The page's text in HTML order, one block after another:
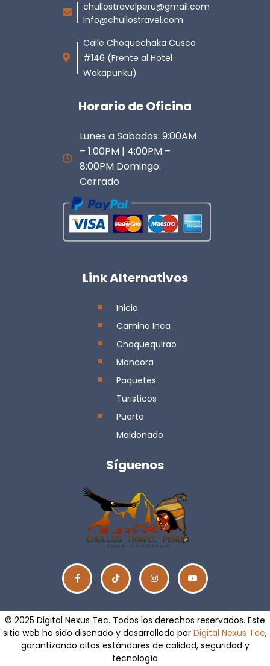
chullostravelperu@gmail.com
info@chullostravel.com
Calle Choquechaka Cusco
#146 (Frente al Hotel
Wakapunku)
Horario de Oficina
Lunes a Sabados: 9:00AM
– 1:00PM | 4:00PM –
8:00PM Domingo:
Cerrado
Link Alternativos
Inicio
Camino Inca
Choquequirao
Mancora
Paquetes
Turisticos
Puerto
Maldonado
Síguenos
© 2025 Digital Nexus Tec. Todos los derechos reservados. Este
sitio web ha sido diseñado y desarrollado por Digital Nexus Tec,
garantizando altos estándares de calidad, seguridad y
tecnología